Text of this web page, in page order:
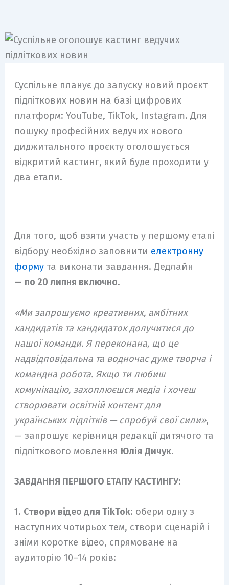
Суспільне планує до запуску новий проєкт
підліткових новин на базі цифрових
платформ: YouTube, TikTok, Instagram. Для
пошуку професійних ведучих нового
диджитального проєкту оголошується
відкритий кастинг, який буде проходити у
два етапи.
Для того, щоб взяти участь у першому етапі
відбору необхідно заповнити електронну
форму та виконати завдання. Дедлайн
— по 20 липня включно.
«Ми запрошуємо креативних, амбітних
кандидатів та кандидаток долучитися до
нашої команди. Я переконана, що це
надвідповідальна та водночас дуже творча і
командна робота. Якщо ти любиш
комунікацію, захоплюєшся медіа і хочеш
створювати освітній контент для
українських підлітків — спробуй свої сили»,
— запрошує керівниця редакції дитячого та
підліткового мовлення Юлія Дичук.
ЗАВДАННЯ ПЕРШОГО ЕТАПУ КАСТИНГУ:
1. Створи відео для TikTok: обери одну з
наступних чотирьох тем, створи сценарій і
зніми коротке відео, спрямоване на
аудиторію 10–14 років: